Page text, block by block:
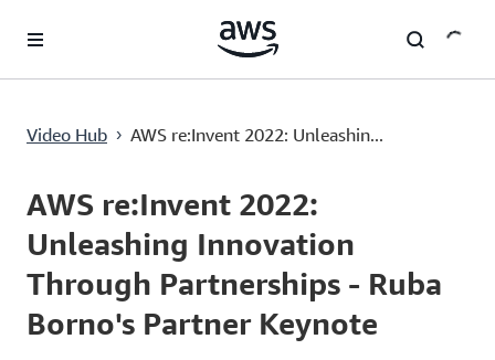
Video Hub › AWS re:Invent 2022: Unleashin...
Current
0:00 / Duration
1:29:37
AWS re:Invent 2022:
Unleashing Innovation
Through Partnerships - Ruba
Borno's Partner Keynote